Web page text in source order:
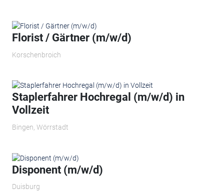
Florist / Gärtner (m/w/d)
Korschenbroich
Staplerfahrer Hochregal (m/w/d) in
Vollzeit
Bingen, Wörrstadt
Disponent (m/w/d)
Duisburg